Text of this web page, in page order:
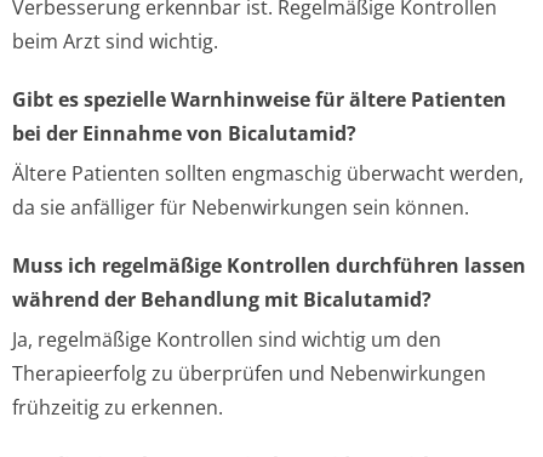
Verbesserung erkennbar ist. Regelmäßige Kontrollen
beim Arzt sind wichtig.
Gibt es spezielle Warnhinweise für ältere Patienten
bei der Einnahme von Bicalutamid?
Ältere Patienten sollten engmaschig überwacht werden,
da sie anfälliger für Nebenwirkungen sein können.
Muss ich regelmäßige Kontrollen durchführen lassen
während der Behandlung mit Bicalutamid?
Ja, regelmäßige Kontrollen sind wichtig um den
Therapieerfolg zu überprüfen und Nebenwirkungen
frühzeitig zu erkennen.